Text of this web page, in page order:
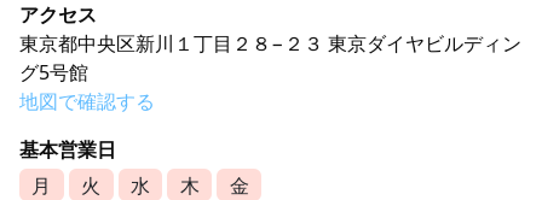
アクセス
東京都中央区新川１丁目２８−２３ 東京ダイヤビルディン
グ5号館
地図で確認する
基本営業日
月
火 水 木
金